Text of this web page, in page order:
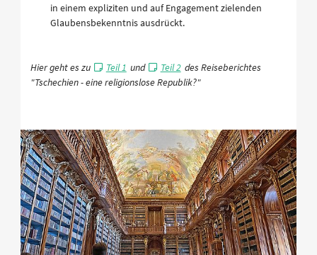
in einem expliziten und auf Engagement zielenden
Glaubensbekenntnis ausdrückt.
Hier geht es zu Teil 1 und Teil 2 des Reiseberichtes
"Tschechien - eine religionslose Republik?"